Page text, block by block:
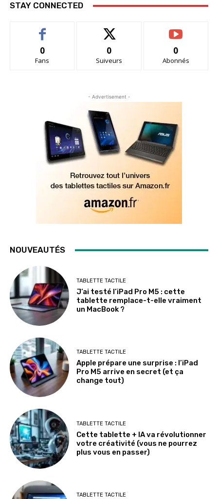
STAY CONNECTED
0
Fans
0
Suiveurs
0
Abonnés
- Advertisement -
NOUVEAUTÉS
TABLETTE TACTILE
J’ai testé l’iPad Pro M5 : cette
tablette remplace-t-elle vraiment
un MacBook ?
TABLETTE TACTILE
Apple prépare une surprise : l’iPad
Pro M5 arrive en secret (et ça
change tout)
TABLETTE TACTILE
Cette tablette + IA va révolutionner
votre créativité (vous ne pourrez
plus vous en passer)
TABLETTE TACTILE